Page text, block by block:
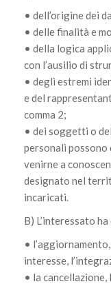
• dell’origine dei
• delle finalità e
• della logica
con l’ausilio di
• degli estremi
e del
comma 2;
• dei soggetti o
personali possono
venirne a
designato nel
incaricati.
B) L’interessato
•
interesse,
• la